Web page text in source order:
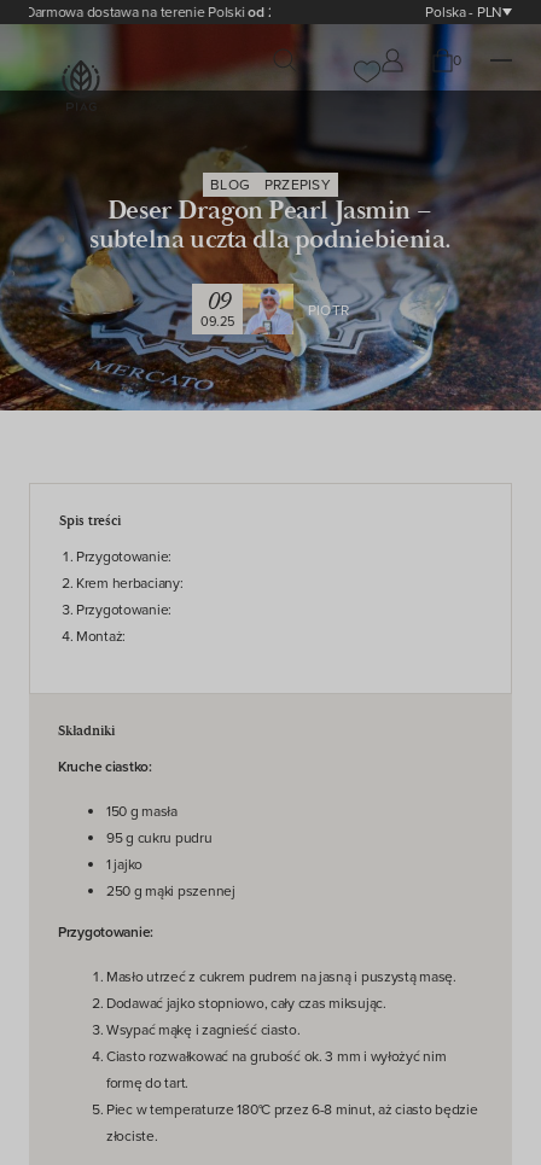
Darmowa dostawa na terenie Polskiod 200,00 zł Polska - PLN
0
BLOG PRZEPISY
Deser Dragon Pearl Jasmin –
subtelna uczta dla podniebienia.
09
09.25
PIOTR
Spis treści
Przygotowanie:
Krem herbaciany:
Przygotowanie:
Montaż:
Składniki
Kruche ciastko:
150 g masła
95 g cukru pudru
1 jajko
250 g mąki pszennej
Przygotowanie:
Masło utrzeć z cukrem pudrem na jasną i puszystą masę.
Dodawać jajko stopniowo, cały czas miksując.
Wsypać mąkę i zagnieść ciasto.
Ciasto rozwałkować na grubość ok. 3 mm i wyłożyć nim
formę do tart.
Piec w temperaturze 180°C przez 6-8 minut, aż ciasto będzie
złociste.